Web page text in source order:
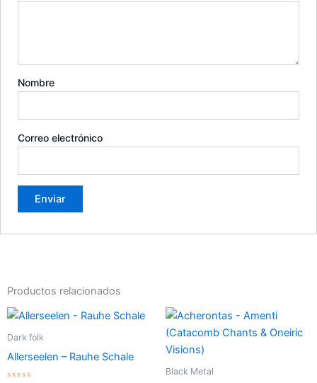
Nombre
Correo electrónico
Productos relacionados
Dark folk
Allerseelen – Rauhe Schale
Black Metal